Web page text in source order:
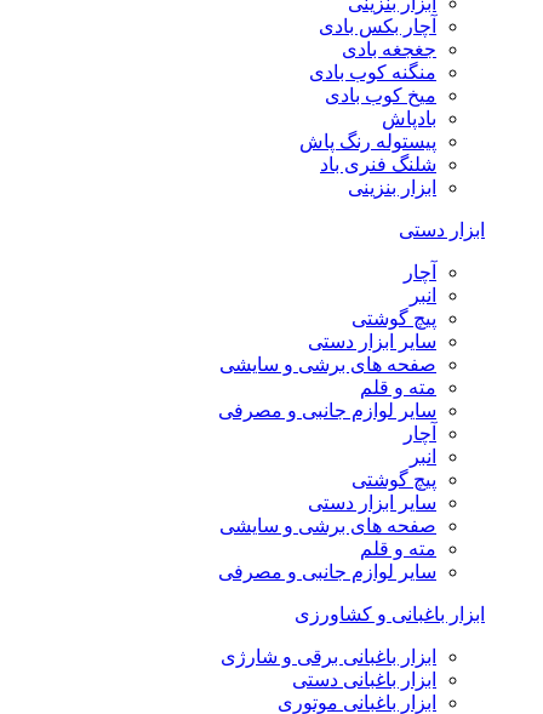
آچار بکس بادی
جغجغه بادی
منگنه کوب بادی
میخ کوب بادی
بادپاش
پیستوله رنگ پاش
شلنگ فنری باد
ابزار بنزینی
ابزار دستی
آچار
انبر
پیچ گوشتی
سایر ابزار دستی
صفحه های برشی و سایشی
مته و قلم
سایر لوازم جانبی و مصرفی
آچار
انبر
پیچ گوشتی
سایر ابزار دستی
صفحه های برشی و سایشی
مته و قلم
سایر لوازم جانبی و مصرفی
ابزار باغبانی و کشاورزی
ابزار باغبانی برقی و شارژی
ابزار باغبانی دستی
ابزار باغبانی موتوری